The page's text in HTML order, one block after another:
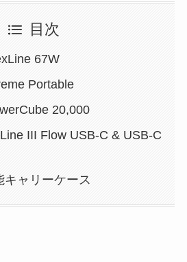
目次
67W
Portable
20,000
III Flow USB-C & USB-C
キャリーケース